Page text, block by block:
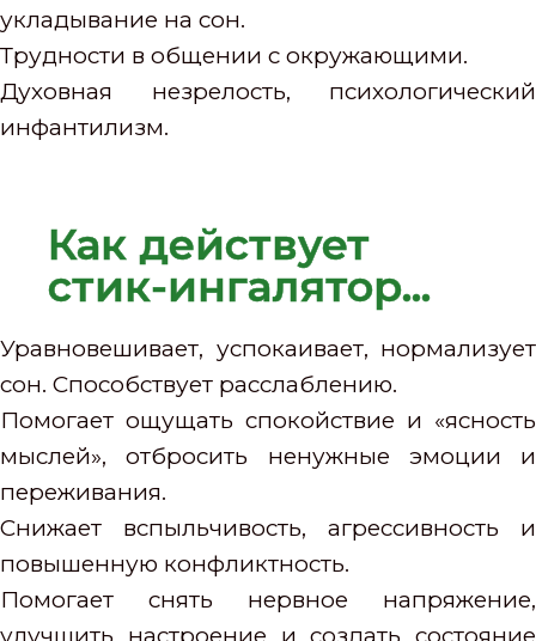
укладывание на сон.
Трудности в общении с окружающими.
Духовная незрелость, психологический
инфантилизм.
Как действует
стик-ингалятор...
Уравновешивает, успокаивает, нормализует
сон. Способствует расслаблению.
Помогает ощущать спокойствие и «ясность
мыслей», отбросить ненужные эмоции и
переживания.
Снижает вспыльчивость, агрессивность и
повышенную конфликтность.
Помогает снять нервное напряжение,